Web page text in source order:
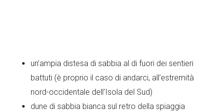
un’ampia distesa di sabbia al di fuori dei sentieri
battuti (è proprio il caso di andarci, all’estremità
nord-occidentale dell’Isola del Sud)
dune di sabbia bianca sul retro della spiaggia